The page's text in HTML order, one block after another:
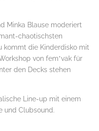
Minka Blause moderiert
chaotischsten
kommt die Kinderdisko mit
von fem*vak für
den Decks stehen
Line-up mit einem
und Clubsound.